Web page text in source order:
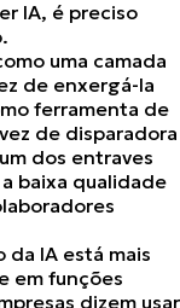
IA, é preciso
uma camada
de enxergá-la
ferramenta de
de disparadora
dos entraves
baixa qualidade
IA está mais
em funções
dizem usar